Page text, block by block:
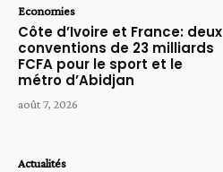
Economies
Côte d’Ivoire et France: deux
conventions de 23 milliards
FCFA pour le sport et le
métro d’Abidjan
août 7, 2026
Actualités